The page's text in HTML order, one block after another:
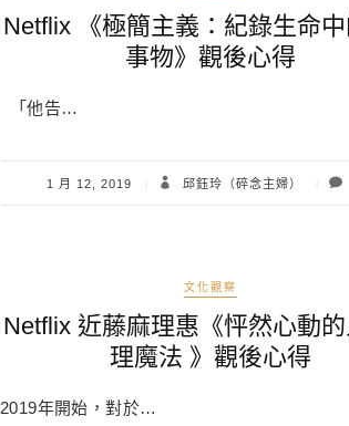
Netflix 《極簡主義：紀錄生命
事物》觀後心得
「他告…
1 月 12, 2019 邱鈺玲（碎念主婦）
文化觀察
Netflix 近藤麻理惠《怦然心動
理魔法 》觀後心得
2019年開始，對於…